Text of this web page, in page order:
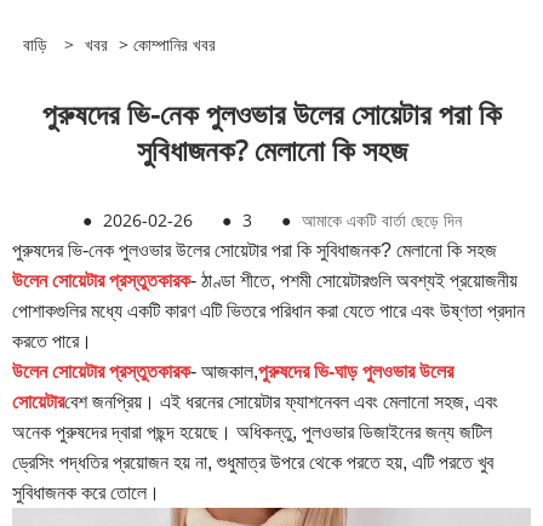
বাড়ি > খবর > কোম্পানির খবর
পুরুষদের ভি-নেক পুলওভার উলের সোয়েটার পরা কি
সুবিধাজনক? মেলানো কি সহজ
● 2026-02-26 ● 3 ● আমাকে একটি বার্তা ছেড়ে দিন
পুরুষদের ভি-নেক পুলওভার উলের সোয়েটার পরা কি সুবিধাজনক? মেলানো কি সহজ
উলেন সোয়েটার প্রস্তুতকারক- ঠাণ্ডা শীতে, পশমী সোয়েটারগুলি অবশ্যই প্রয়োজনীয়
পোশাকগুলির মধ্যে একটি কারণ এটি ভিতরে পরিধান করা যেতে পারে এবং উষ্ণতা প্রদান
করতে পারে।
উলেন সোয়েটার প্রস্তুতকারক- আজকাল,পুরুষদের ভি-ঘাড় পুলওভার উলের
সোয়েটারবেশ জনপ্রিয়। এই ধরনের সোয়েটার ফ্যাশনেবল এবং মেলানো সহজ, এবং
অনেক পুরুষদের দ্বারা পছন্দ হয়েছে। অধিকন্তু, পুলওভার ডিজাইনের জন্য জটিল
ড্রেসিং পদ্ধতির প্রয়োজন হয় না, শুধুমাত্র উপরে থেকে পরতে হয়, এটি পরতে খুব
সুবিধাজনক করে তোলে।